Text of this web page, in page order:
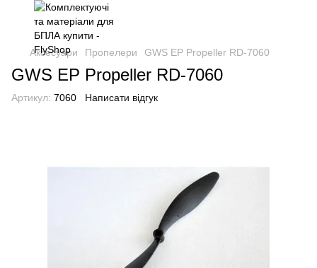
Аксесуари Пропелери GWS EP Propeller RD-7060
GWS EP Propeller RD-7060
Артикул: 7060 Написати відгук